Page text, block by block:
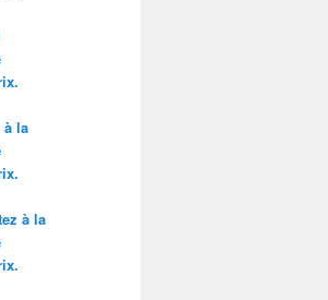
à la
à la